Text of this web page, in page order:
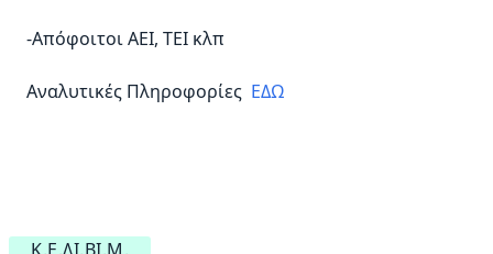
-Απόφοιτοι ΑΕΙ, ΤΕΙ κλπ
Αναλυτικές Πληροφορίες ΕΔΩ